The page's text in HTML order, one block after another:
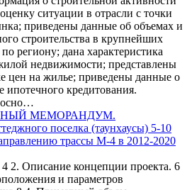
ситуации в отрасли с точки
приведены данные об объемах и
строительства в крупнейших
региону; дана характеристика
недвижимости; представлены
цен на жилье; приведены данные о
ипотечного кредитования.
МЕМОРАНДУМ.
поселка (таунхаусы) 5-10
трассы М-4 в 2012-2020
2. Описание концепции проекта. 6
и параметров